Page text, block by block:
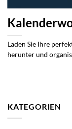
Laden Sie Ihre
herunter und
KATEGORIEN